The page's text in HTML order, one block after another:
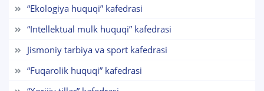
“Ekologiya huquqi” kafedrasi
“Intellektual mulk huquqi” kafedrasi
Jismoniy tarbiya va sport kafedrasi
“Fuqarolik huquqi” kafedrasi